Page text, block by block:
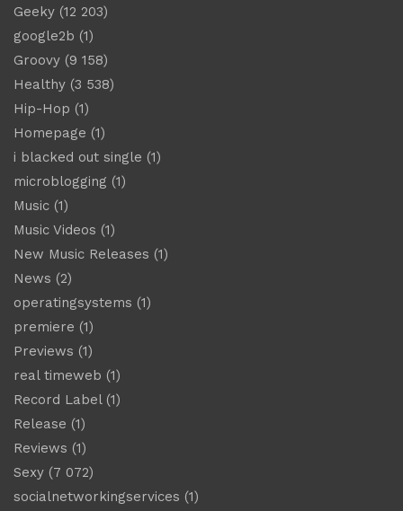
Geeky (12 203)
google2b (1)
Groovy (9 158)
Healthy (3 538)
Hip-Hop (1)
Homepage (1)
i blacked out single (1)
microblogging (1)
Music (1)
Music Videos (1)
New Music Releases (1)
News (2)
operatingsystems (1)
premiere (1)
Previews (1)
real timeweb (1)
Record Label (1)
Release (1)
Reviews (1)
Sexy (7 072)
socialnetworkingservices (1)